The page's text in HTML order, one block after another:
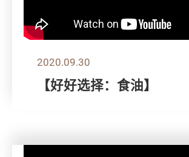
2020.09.30
【好好选择：食油】